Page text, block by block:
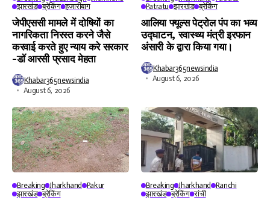
झारखंड ब्रेकिंग हजारीबाग
जेपीएससी मामले में दोषियों का
नागरिकता निरस्त करने जैसे
करवाई करते हुए न्याय करे सरकार
-डॉ आरसी प्रसाद मेहता
Khabar365newsindia
August 6, 2026
Patratu झारखंड ब्रेकिंग
आलिया फ्यूल्स पेट्रोल पंप का भव्य
उद्घाटन, स्वास्थ्य मंत्री इरफान
अंसारी के द्वारा किया गया।
Khabar365newsindia
August 6, 2026
Breaking Jharkhand
Pakur
झारखंड ब्रेकिंग
Breaking Jharkhand
Ranchi
झारखंड ब्रेकिंग रांची